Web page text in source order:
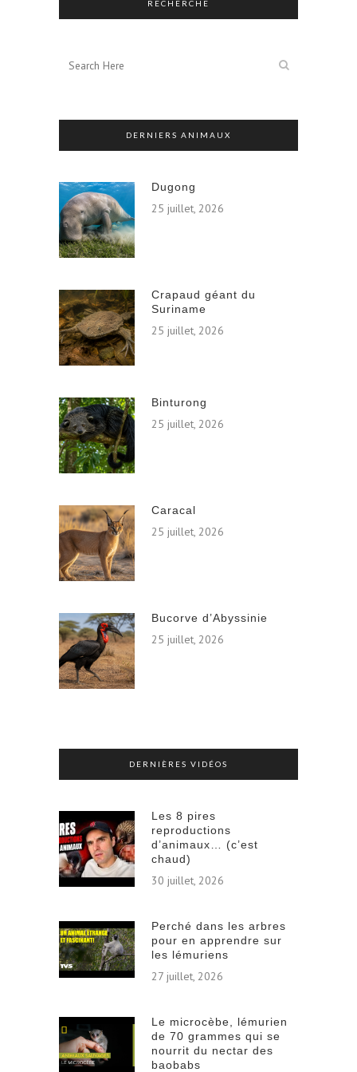
RECHERCHE
DERNIERS ANIMAUX
Dugong
25 juillet, 2026
Crapaud géant du
Suriname
25 juillet, 2026
Binturong
25 juillet, 2026
Caracal
25 juillet, 2026
Bucorve d’Abyssinie
25 juillet, 2026
DERNIÈRES VIDÉOS
Les 8 pires
reproductions
d’animaux… (c’est
chaud)
30 juillet, 2026
Perché dans les arbres
pour en apprendre sur
les lémuriens
27 juillet, 2026
Le microcèbe, lémurien
de 70 grammes qui se
nourrit du nectar des
baobabs